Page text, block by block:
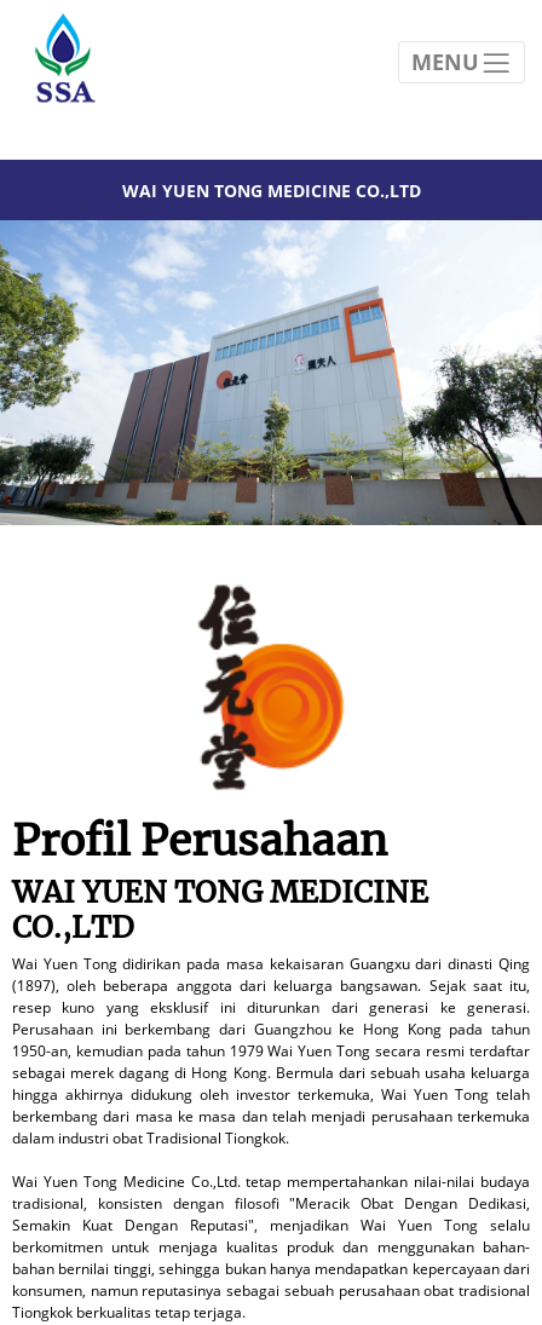
MENU
WAI YUEN TONG MEDICINE CO.,LTD
Profil Perusahaan
WAI YUEN TONG MEDICINE
CO.,LTD
Wai Yuen Tong didirikan pada masa kekaisaran Guangxu dari dinasti Qing
(1897), oleh beberapa anggota dari keluarga bangsawan. Sejak saat itu,
resep kuno yang eksklusif ini diturunkan dari generasi ke generasi.
Perusahaan ini berkembang dari Guangzhou ke Hong Kong pada tahun
1950-an, kemudian pada tahun 1979 Wai Yuen Tong secara resmi terdaftar
sebagai merek dagang di Hong Kong. Bermula dari sebuah usaha keluarga
hingga akhirnya didukung oleh investor terkemuka, Wai Yuen Tong telah
berkembang dari masa ke masa dan telah menjadi perusahaan terkemuka
dalam industri obat Tradisional Tiongkok.
Wai Yuen Tong Medicine Co.,Ltd. tetap mempertahankan nilai-nilai budaya
tradisional, konsisten dengan filosofi "Meracik Obat Dengan Dedikasi,
Semakin Kuat Dengan Reputasi", menjadikan Wai Yuen Tong selalu
berkomitmen untuk menjaga kualitas produk dan menggunakan bahan-
bahan bernilai tinggi, sehingga bukan hanya mendapatkan kepercayaan dari
konsumen, namun reputasinya sebagai sebuah perusahaan obat tradisional
Tiongkok berkualitas tetap terjaga.